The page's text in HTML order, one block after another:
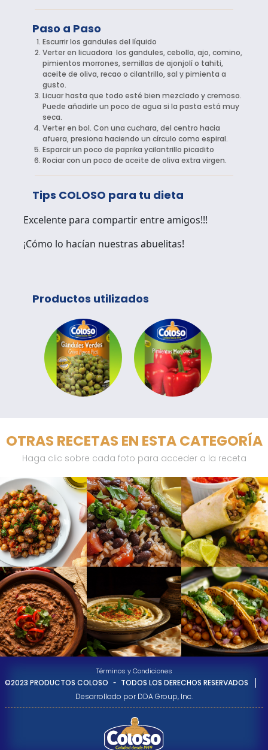
Paso a Paso
Escurrir los gandules del líquido
Verter en licuadora los gandules, cebolla, ajo, comino,
pimientos morrones, semillas de ajonjolí o tahiti,
aceite de oliva, recao o cilantrillo, sal y pimienta a
gusto.
Licuar hasta que todo esté bien mezclado y cremoso.
Puede añadirle un poco de agua si la pasta está muy
seca.
Verter en bol. Con una cuchara, del centro hacia
afuera, presiona haciendo un círculo como espiral.
Esparcir un poco de paprika ycilantrillo picadito
Rociar con un poco de aceite de oliva extra virgen.
Tips COLOSO para tu dieta
Excelente para compartir entre amigos!!!
¡Cómo lo hacían nuestras abuelitas!
Productos utilizados
OTRAS RECETAS EN ESTA CATEGORÍA
Haga clic sobre cada foto para acceder a la receta
Términos y Condiciones
©2023 PRODUCTOS COLOSO - TODOS LOS DERECHOS RESERVADOS |
Desarrollado por DDA Group, Inc.